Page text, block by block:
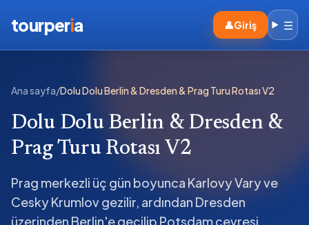
tourperia 👤Giriş ☰
Ana sayfa/Dolu Dolu Berlin & Dresden & Prag Turu Rotası V2
Dolu Dolu Berlin & Dresden &
Prag Turu Rotası V2
Prag merkezli üç gün boyunca Karlovy Vary ve
Cesky Krumlov gezilir, ardından Dresden
üzerinden Berlin'e geçilip Potsdam çevresi